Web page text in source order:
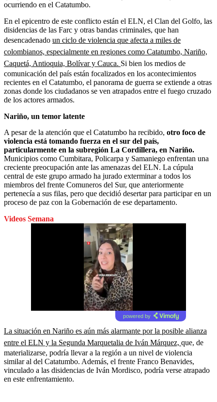
ocurriendo en el Catatumbo.
En el epicentro de este conflicto están el ELN, el Clan del Golfo, las
disidencias de las Farc y otras bandas criminales, que han
desencadenado un ciclo de violencia que afecta a miles de
colombianos, especialmente en regiones como Catatumbo, Nariño,
Caquetá, Antioquia, Bolívar y Cauca. Si bien los medios de
comunicación del país están focalizados en los acontecimientos
recientes en el Catatumbo, el panorama de guerra se extiende a otras
zonas donde los ciudadanos se ven atrapados entre el fuego cruzado
de los actores armados.
Nariño, un temor latente
A pesar de la atención que el Catatumbo ha recibido, otro foco de
violencia está tomando fuerza en el sur del país,
particularmente en la subregión La Cordillera, en Nariño.
Municipios como Cumbitara, Policarpa y Samaniego enfrentan una
creciente preocupación ante las amenazas del ELN. La cúpula
central de este grupo armado ha jurado exterminar a todos los
miembros del frente Comuneros del Sur, que anteriormente
pertenecía a sus filas, pero que decidió desertar para participar en un
proceso de paz con la Gobernación de ese departamento.
Videos Semana
powered by
La situación en Nariño es aún más alarmante por la posible alianza
entre el ELN y la Segunda Marquetalia de Iván Márquez, que, de
materializarse, podría llevar a la región a un nivel de violencia
similar al del Catatumbo. Además, el frente Franco Benavides,
vinculado a las disidencias de Iván Mordisco, podría verse atrapado
en este enfrentamiento.